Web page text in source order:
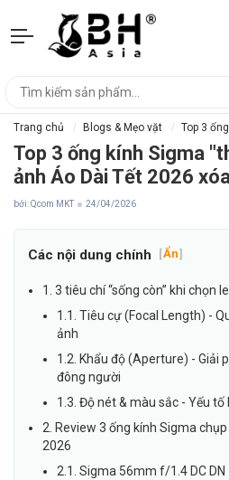
Trang chủ Blogs & Mẹo vặt Top 3
Top 3 ống kính Sigma
ảnh Áo Dài Tết 2026
bởi: Qcom MKT 24/04/2026
Các nội dung chính [Ẩn]
1. 3 tiêu chí “sống còn” khi chọn
1.1. Tiêu cự (Focal Length) -
ảnh
1.2. Khẩu độ (Aperture) - Giải
đông người
1.3. Độ nét & màu sắc - Yếu tố
2. Review 3 ống kính Sigma
2026
2.1. Sigma 56mm f/1.4 DC DN